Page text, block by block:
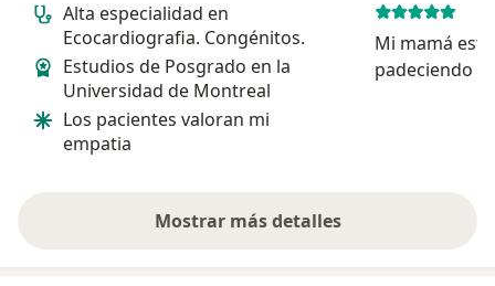
Alta especialidad en
Ecocardiografia. Congénitos.
Estudios de Posgrado en la
Universidad de Montreal
Los pacientes valoran mi
empatia
Mi mamá
padeciendo
Mostrar más detalles
sobre la experiencia